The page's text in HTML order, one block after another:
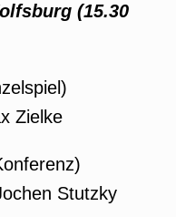
(15.30
Zielke
Stutzky